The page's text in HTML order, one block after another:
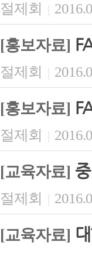
절제회 |
[홍보자료]
절제회 |
[홍보자료]
절제회 |
[교육자료]
절제회 |
[교육자료]